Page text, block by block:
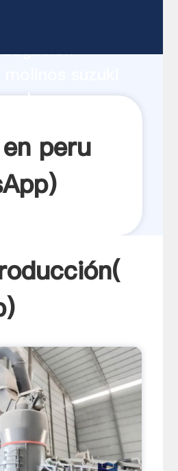
valores a
peru
)
)